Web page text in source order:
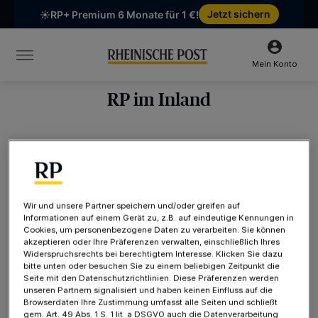
Unsere Öffnungszeiten:
Mo-Fr 6:30–16:00 Uhr | Sa 6:30–12:00 Uhr
Mein Konto
RP im Inland
Im Kernverbreitungsgebiet von Düsseldorf zur
holländischen Grenze bis ins Bergische Land ist die
Rheinische Post bei allen Zeitungs- und
Zeitschriftenhändlern erhältlich. Sie erhalten die
Rheinische Post selbstverständlich auch an
Bahnhöfen im Verbreitungsgebiet und an vielen
Bahnhöfen im Ruhrgebiet.
Wir und unsere Partner speichern und/oder greifen auf
Informationen auf einem Gerät zu, z.B. auf eindeutige Kennungen in
Cookies, um personenbezogene Daten zu verarbeiten. Sie können
akzeptieren oder Ihre Präferenzen verwalten, einschließlich Ihres
Widerspruchsrechts bei berechtigtem Interesse. Klicken Sie dazu
bitte unten oder besuchen Sie zu einem beliebigen Zeitpunkt die
Seite mit den Datenschutzrichtlinien. Diese Präferenzen werden
unseren Partnern signalisiert und haben keinen Einfluss auf die
Browserdaten Ihre Zustimmung umfasst alle Seiten und schließt
gem. Art. 49 Abs. 1 S. 1 lit. a DSGVO auch die Datenverarbeitung